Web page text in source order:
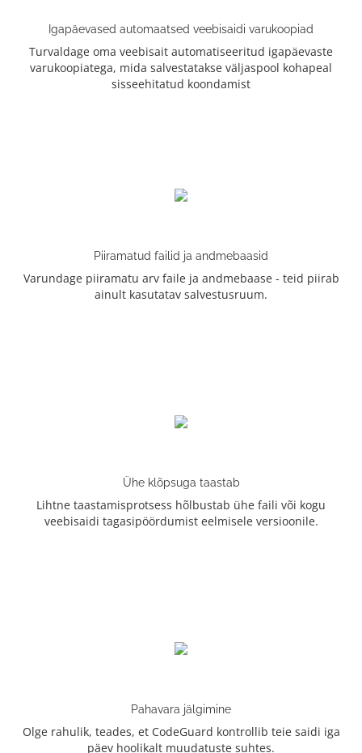
Igapäevased automaatsed veebisaidi varukoopiad
Turvaldage oma veebisait automatiseeritud igapäevaste
varukoopiatega, mida salvestatakse väljaspool kohapeal
sisseehitatud koondamist
Piiramatud failid ja andmebaasid
Varundage piiramatu arv faile ja andmebaase - teid piirab
ainult kasutatav salvestusruum.
Ühe klõpsuga taastab
Lihtne taastamisprotsess hõlbustab ühe faili või kogu
veebisaidi tagasipöördumist eelmisele versioonile.
Pahavara jälgimine
Olge rahulik, teades, et CodeGuard kontrollib teie saidi iga
päev hoolikalt muudatuste suhtes.